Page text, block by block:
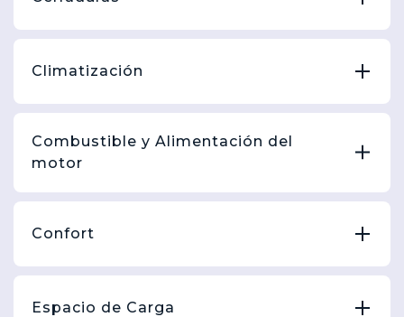
Climatización
Combustible y Alimentación del
motor
Confort
Espacio de Carga